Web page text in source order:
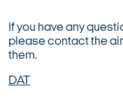
If you have any
please contact the
them.
DAT